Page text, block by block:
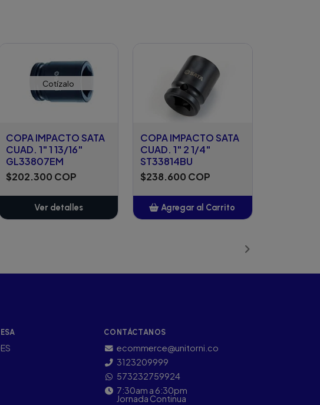
Cotízalo
COPA IMPACTO SATA
CUAD. 1" 1 13/16"
GL33807EM
$202.300 COP
Ver detalles
COPA IMPACTO SATA
CUAD. 1" 2 1/4"
ST33814BU
$238.600 COP
Agregar al Carrito
CONTÁCTANOS
ecommerce@unitorni.co
3123209999
573232759924
7:30am a 6:30pm
Jornada Continua